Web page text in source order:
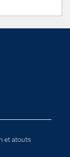
et atouts